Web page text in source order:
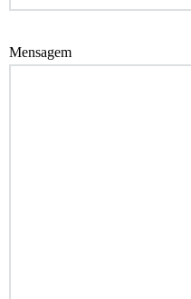
Mensagem